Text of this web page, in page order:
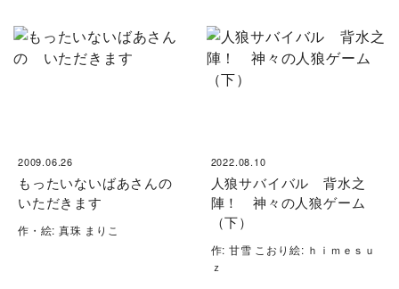
2009.06.26
もったいないばあさんの
いただきます
作・絵: 真珠 まりこ
2022.08.10
人狼サバイバル 背水之
陣！ 神々の人狼ゲーム
（下）
作: 甘雪 こおり絵: ｈｉｍｅｓｕ
ｚ